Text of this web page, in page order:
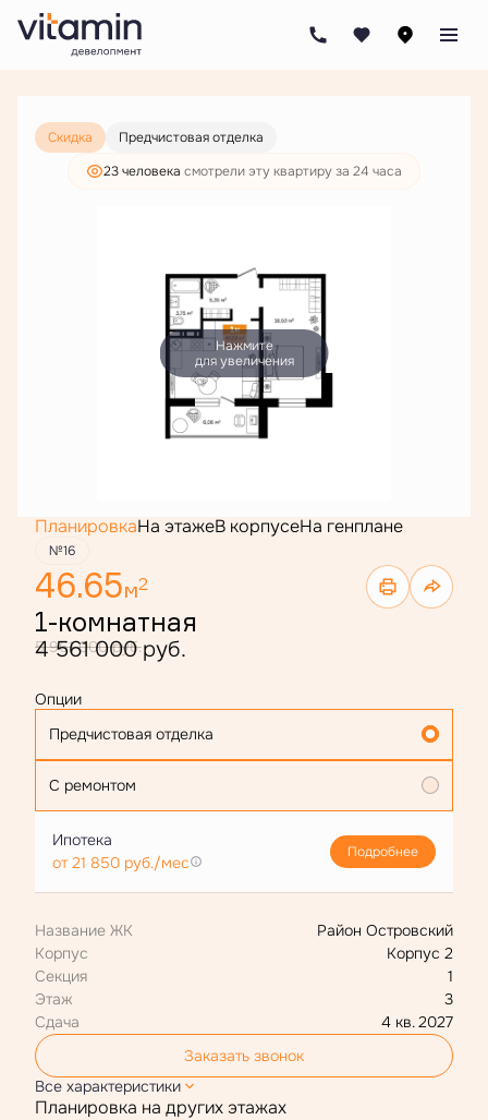
1-комнатная
4 561 000 руб.
от 21 850 руб./мес.
Скидка
Предчистовая отделка
23 человекa смотрели эту квартиру за 24 часа
Нажмите
для увеличения
ПланировкаНа этажеВ корпусеНа генплане
№16
46.65м2
1-комнатная
5 961 000 руб.
4 561 000 руб.
Опции
Предчистовая отделка
С ремонтом
Ипотека
от 21 850 руб./мес
Подробнее
Название ЖК
Район Островский
Корпус
Корпус 2
Секция
1
Этаж
3
Сдача
4 кв. 2027
Заказать звонок
Все характеристики
Планировка на других этажах